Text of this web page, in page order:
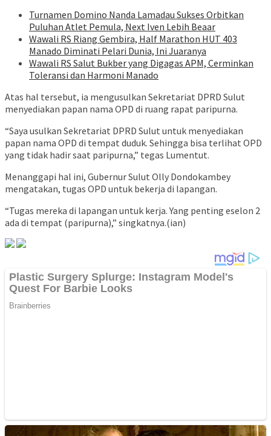
Turnamen Domino Nanda Lamadau Sukses Orbitkan
Puluhan Atlet Pemula, Next Iven Lebih Beaar
Wawali RS Riang Gembira, Half Marathon HUT 403
Manado Diminati Pelari Dunia, Ini Juaranya
Wawali RS Salut Bukber yang Digagas APM, Cerminkan
Toleransi dan Harmoni Manado
Atas hal tersebut, ia mengusulkan Sekretariat DPRD Sulut
menyediakan papan nama OPD di ruang rapat paripurna.
“Saya usulkan Sekretariat DPRD Sulut untuk menyediakan
papan nama OPD di tempat duduk. Sehingga bisa terlihat OPD
yang tidak hadir saat paripurna,” tegas Lumentut.
Menanggapi hal ini, Gubernur Sulut Olly Dondokambey
mengatakan, tugas OPD untuk bekerja di lapangan.
“Tugas mereka di lapangan untuk kerja. Yang penting eselon 2
ada di tempat (paripurna),” singkatnya.(ian)